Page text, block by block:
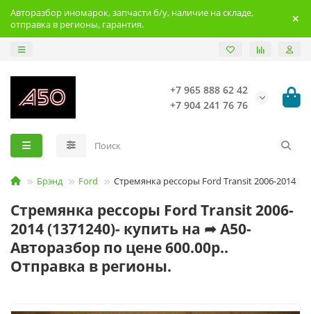
Авторазбор иномарок, запчасти б/у, наличие на складе,
отправка в регионы, гарантия.
+7 965 888 62 42
+7 904 241 76 76
Брэнд Ford Стремянка рессоры Ford Transit 2006-2014
Стремянка рессоры Ford Transit 2006-
2014 (1371240)- купить на ➦ А50-
Авторазбор по цене 600.00р..
Отправка в регионы.